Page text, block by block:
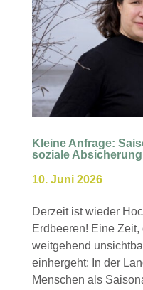
Kleine Anfrage:
soziale Absicherung
10. Juni 2026
Derzeit ist wieder
Erdbeeren! Eine
weitgehend
einhergeht: In der
Menschen als